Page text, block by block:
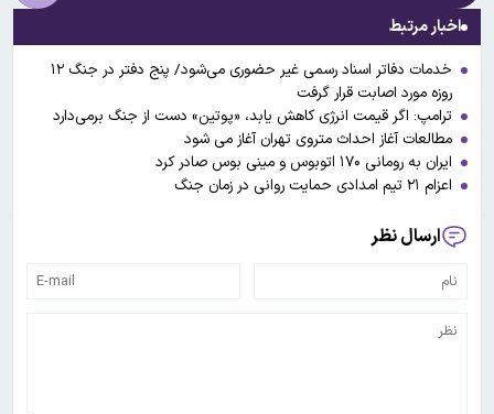
اخبار مرتبط
خدمات دفاتر اسناد رسمی غیر حضوری می‌شود/ پنج دفتر در جنگ ۱۲
روزه مورد اصابت قرار گرفت
ترامپ: اگر قیمت انرژی کاهش یابد، «پوتین» دست از جنگ برمی‌دارد
مطالعات آغاز احداث متروی تهران آغاز می شود
ایران به رومانی ۱۷۰ اتوبوس و مینی بوس صادر کرد
اعزام ۲۱ تیم امدادی حمایت روانی در زمان جنگ
ارسال نظر